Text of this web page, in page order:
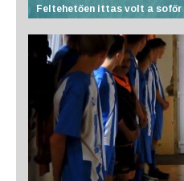
Feltehetően ittas volt a sofőr